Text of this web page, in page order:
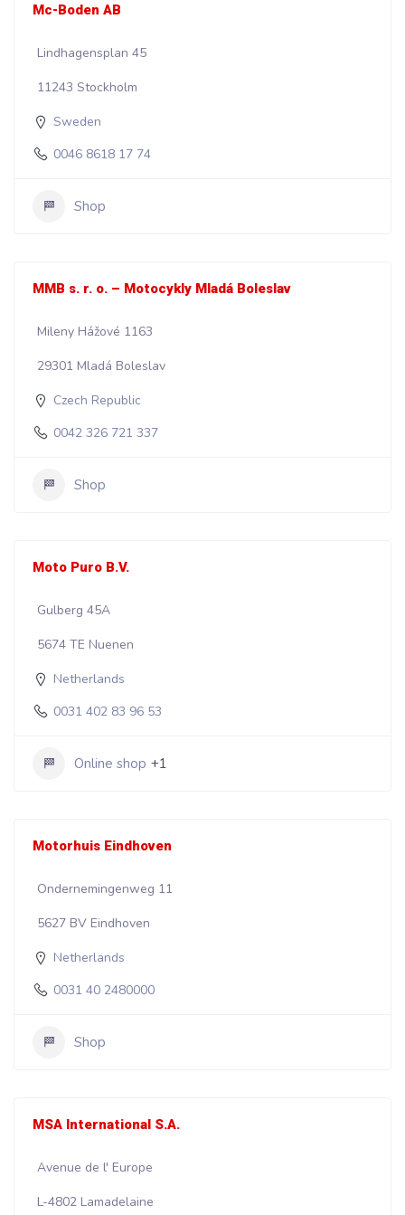
Mc-Boden AB
Lindhagensplan 45
11243 Stockholm
Sweden
0046 8618 17 74
Shop
MMB s. r. o. – Motocykly Mladá Boleslav
Mileny Hážové 1163
29301 Mladá Boleslav
Czech Republic
0042 326 721 337
Shop
Moto Puro B.V.
Gulberg 45A
5674 TE Nuenen
Netherlands
0031 402 83 96 53
Online shop +1
Motorhuis Eindhoven
Ondernemingenweg 11
5627 BV Eindhoven
Netherlands
0031 40 2480000
Shop
MSA International S.A.
Avenue de l' Europe
L-4802 Lamadelaine